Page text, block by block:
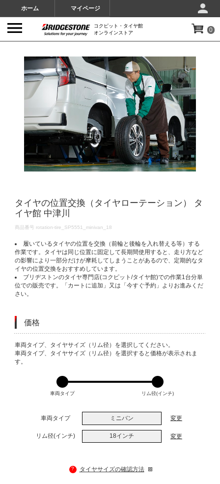
ホーム マイページ
コクピット・タイヤ館
オンラインストア
0
タイヤの位置交換（タイヤローテーション） タ
イヤ館 中津川
DETAILS
商品番号 rotation-tire_SP5551_minivan_18
履いているタイヤの位置を交換（前輪と後輪を入れ替える等）する
作業です。タイヤは同じ位置に固定して長期間使用すると、走り方など
の影響により一部分だけが摩耗してしまうことがあるので、定期的なタ
イヤの位置交換をおすすめしています。
ブリヂストンのタイヤ専門店(コクピット/タイヤ館)での作業1台分単
位での販売です。「カートに追加」又は「今すぐ予約」よりお進みくだ
さい。
価格
VARIATIONS
車両タイプ、タイヤサイズ（リム径）を選択してください。
車両タイプ、タイヤサイズ（リム径）を選択すると価格が表示されま
す。
車両タイプ リム径(インチ)
車両タイプ ミニバン 変更
リム径(インチ) 18インチ 変更
? タイヤサイズの確認方法